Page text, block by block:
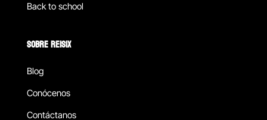
Back to school
SOBRE REISIX
Blog
Conócenos
Contáctanos